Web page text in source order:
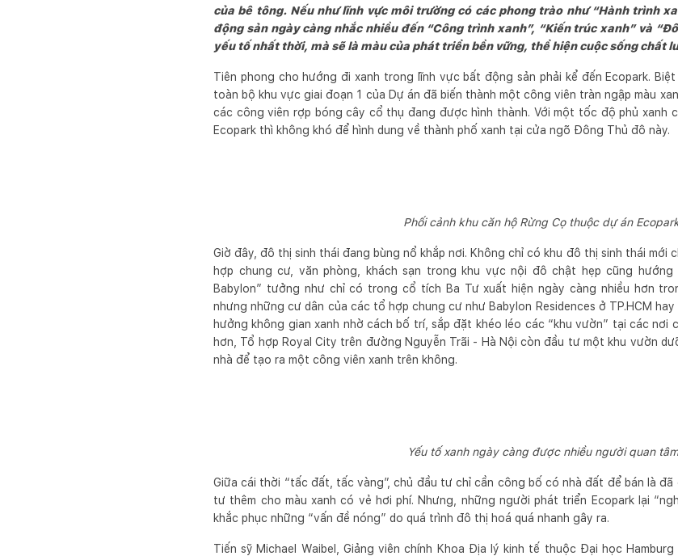
của bê tông. Nếu như lĩnh vực môi trường có các phong trào như “Hành trình
động sản ngày càng nhắc nhiều đến “Công trình xanh”, “Kiến trúc xanh” và
yếu tố nhất thời, mà sẽ là màu của phát triển bền vững, thể hiện cuộc sống chất
Tiên phong cho hướng đi xanh trong lĩnh vực bất động sản phải kể đến Ecopark.
toàn bộ khu vực giai đoạn 1 của Dự án đã biến thành một công viên tràn ngập màu
các công viên rợp bóng cây cổ thụ đang được hình thành. Với một tốc độ phủ xanh
Ecopark thì không khó để hình dung về thành phố xanh tại cửa ngõ Đông Thủ đô này.
Phối cảnh khu căn hộ Rừng Cọ thuộc dự án
Giờ đây, đô thị sinh thái đang bùng nổ khắp nơi. Không chỉ có khu đô thị sinh thái mới
hợp chung cư, văn phòng, khách sạn trong khu vực nội đô chật hẹp cũng hướng
Babylon” tưởng như chỉ có trong cổ tích Ba Tư xuất hiện ngày càng nhiều hơn
nhưng những cư dân của các tổ hợp chung cư như Babylon Residences ở TP.HCM
hưởng không gian xanh nhờ cách bố trí, sắp đặt khéo léo các “khu vườn” tại các nơi
hơn, Tổ hợp Royal City trên đường Nguyễn Trãi - Hà Nội còn đầu tư một khu vườn
nhà để tạo ra một công viên xanh trên không.
Yếu tố xanh ngày càng được nhiều người quan tâm
Giữa cái thời “tấc đất, tấc vàng”, chủ đầu tư chỉ cần công bố có nhà đất để bán là đã
tư thêm cho màu xanh có vẻ hơi phí. Nhưng, những người phát triển Ecopark lại
khắc phục những “vấn đề nóng” do quá trình đô thị hoá quá nhanh gây ra.
Tiến sỹ Michael Waibel, Giảng viên chính Khoa Địa lý kinh tế thuộc Đại học